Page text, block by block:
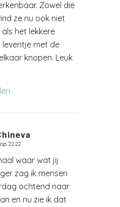
Zowel die
ze nu ook niet
het lekkere
leventje met de
knopen. Leuk
22:22
waar wat jij
zag ik mensen
ochtend naar
en nu zie ik dat